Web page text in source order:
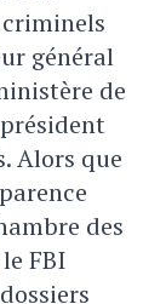
général
de
Alors que
des
FBI